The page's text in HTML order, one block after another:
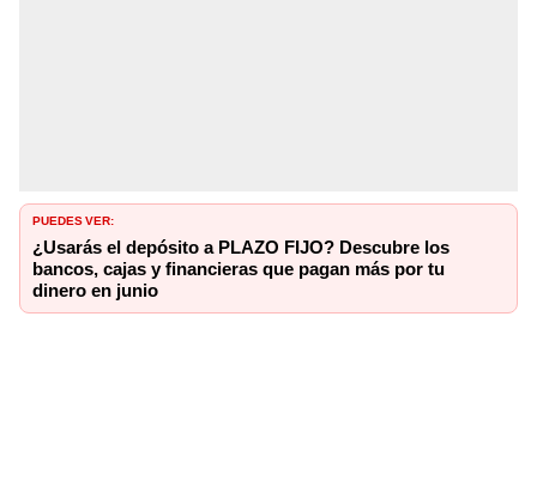
PUEDES VER:
¿Usarás el depósito a PLAZO FIJO? Descubre los
bancos, cajas y financieras que pagan más por tu
dinero en junio